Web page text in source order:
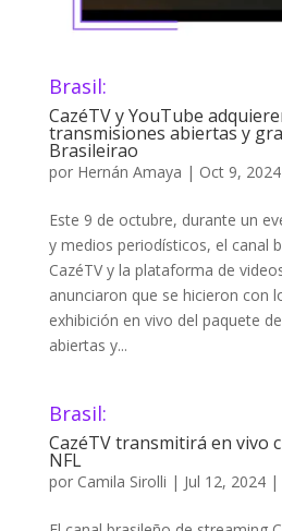
Brasil:
CazéTV y YouTube
transmisiones abiertas y
Brasileirao
por Hernán Amaya | Oct 9, 2024
Este 9 de octubre, durante un
y medios periodísticos, el canal
CazéTV y la plataforma de
anunciaron que se hicieron con
exhibición en vivo del paquete
abiertas y...
Brasil:
CazéTV transmitirá en vivo
NFL
por Camila Sirolli | Jul 12, 2024|